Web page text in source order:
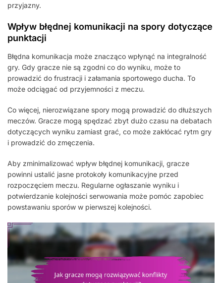
przyjazny.
Wpływ błędnej komunikacji na spory dotyczące
punktacji
Błędna komunikacja może znacząco wpłynąć na integralność
gry. Gdy gracze nie są zgodni co do wyniku, może to
prowadzić do frustracji i załamania sportowego ducha. To
może odciągać od przyjemności z meczu.
Co więcej, nierozwiązane spory mogą prowadzić do dłuższych
meczów. Gracze mogą spędzać zbyt dużo czasu na debatach
dotyczących wyniku zamiast grać, co może zakłócać rytm gry
i prowadzić do zmęczenia.
Aby zminimalizować wpływ błędnej komunikacji, gracze
powinni ustalić jasne protokoły komunikacyjne przed
rozpoczęciem meczu. Regularne ogłaszanie wyniku i
potwierdzanie kolejności serwowania może pomóc zapobiec
powstawaniu sporów w pierwszej kolejności.